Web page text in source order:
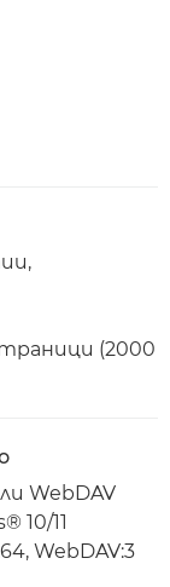
(2000
WebDAV
10/11
WebDAV:3